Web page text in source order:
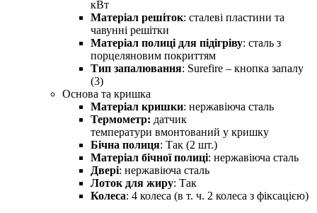
кВт
Матеріал решіток: сталеві пластини та
чавунні решітки
Матеріал полиці для підігріву: сталь з
порцеляновим покриттям
Тип запалювання: Surefire – кнопка запалу
(3)
Основа та кришка
Матеріал кришки: нержавіюча сталь
Термометр: датчик
температури вмонтований у кришку
Бічна полиця: Так (2 шт.)
Матеріал бічної полиці: нержавіюча сталь
Двері: нержавіюча сталь
Лоток для жиру: Так
Колеса: 4 колеса (в т. ч. 2 колеса з фіксацією)